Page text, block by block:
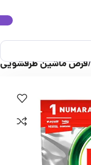
قرص ماشین ظرفشویی